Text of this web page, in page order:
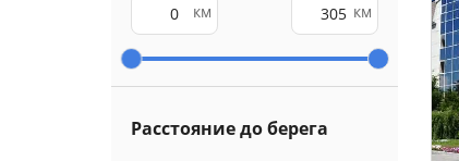
км км
Расстояние до берега